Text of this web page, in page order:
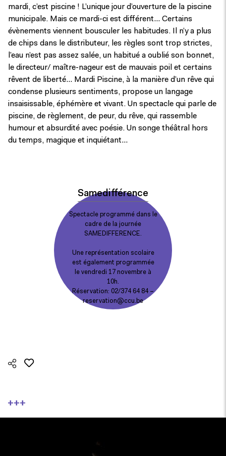
mardi, c’est piscine ! L’unique jour d’ouverture de la piscine
municipale. Mais ce mardi-ci est différent… Certains
évènements viennent bousculer les habitudes. Il n’y a plus
de chips dans le distributeur, les règles sont trop strictes,
l’eau n’est pas assez salée, un habitué a oublié son bonnet,
le directeur/ maître-nageur est de mauvais poil et certains
rêvent de liberté… Mardi Piscine, à la manière d’un rêve qui
condense plusieurs sentiments, propose un langage
insaisissable, éphémère et vivant. Un spectacle qui parle de
piscine, de règlement, de peur, du rêve, qui rassemble
humour et absurdité avec poésie. Un songe théâtral hors
du temps, magique et inquiétant…
Samedifférence
Spectacle programmé dans le
cadre de la journée
SAMEDIFFERENCE.
Une représentation scolaire
est également programmée
le vendredi 17 novembre à
10h.
Réservation: 02/374 64 84 –
reservation@ccu.be
+++